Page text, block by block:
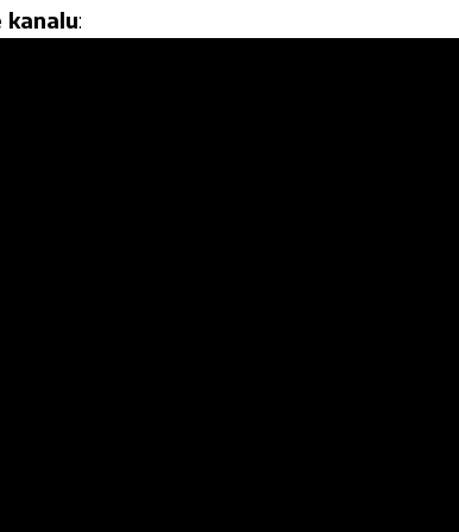
kanalu: